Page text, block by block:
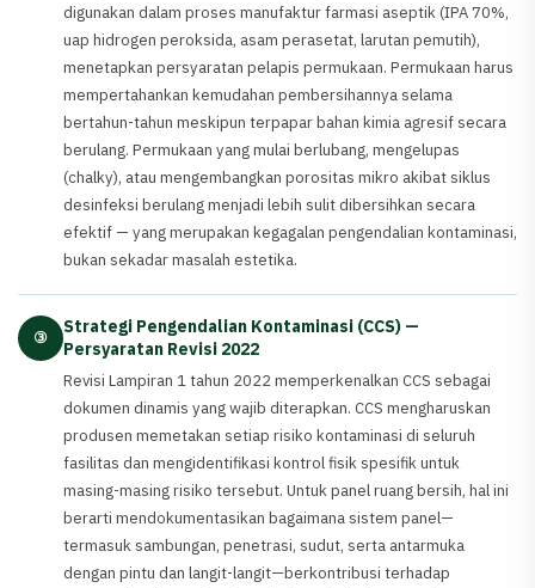
digunakan dalam proses manufaktur farmasi aseptik (IPA 70%,
uap hidrogen peroksida, asam perasetat, larutan pemutih),
menetapkan persyaratan pelapis permukaan. Permukaan harus
mempertahankan kemudahan pembersihannya selama
bertahun-tahun meskipun terpapar bahan kimia agresif secara
berulang. Permukaan yang mulai berlubang, mengelupas
(chalky), atau mengembangkan porositas mikro akibat siklus
desinfeksi berulang menjadi lebih sulit dibersihkan secara
efektif — yang merupakan kegagalan pengendalian kontaminasi,
bukan sekadar masalah estetika.
③
Strategi Pengendalian Kontaminasi (CCS) —
Persyaratan Revisi 2022
Revisi Lampiran 1 tahun 2022 memperkenalkan CCS sebagai
dokumen dinamis yang wajib diterapkan. CCS mengharuskan
produsen memetakan setiap risiko kontaminasi di seluruh
fasilitas dan mengidentifikasi kontrol fisik spesifik untuk
masing-masing risiko tersebut. Untuk panel ruang bersih, hal ini
berarti mendokumentasikan bagaimana sistem panel—
termasuk sambungan, penetrasi, sudut, serta antarmuka
dengan pintu dan langit-langit—berkontribusi terhadap